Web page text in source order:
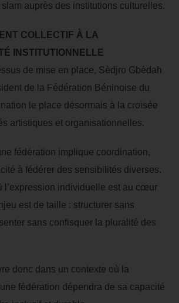
auprès des institutions culturelles.
COLLECTIF À LA
INSTITUTIONNELLE
de mise en place, Sèdjro Gbèdah
de la Fédération Béninoise du
le place désormais à la croisée
artistiques et organisationnelles.
fédération implique coordination,
à fédérer des sensibilités diverses.
l’expression individuelle est au cœur
est de taille : structurer sans
sans confisquer la pluralité des
donc dans un contexte où la
fédération dépendra de sa capacité